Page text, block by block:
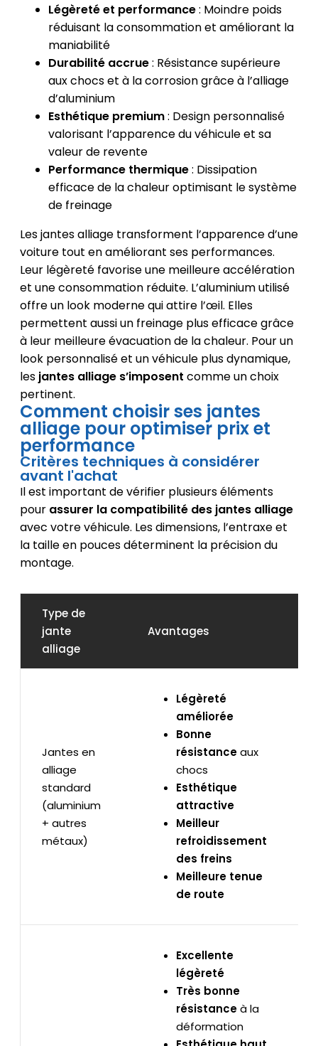
Légèreté et performance: Moindre poids
réduisant la consommation et améliorant la
maniabilité
Durabilité accrue: Résistance supérieure
aux chocs et à la corrosion grâce à l’alliage
d’aluminium
Esthétique premium: Design personnalisé
valorisant l’apparence du véhicule et sa
valeur de revente
Performance thermique: Dissipation
efficace de la chaleur optimisant le système
de freinage
Les jantes alliage transforment l’apparence d’une
voiture tout en améliorant ses performances.
Leur légèreté favorise une meilleure accélération
et une consommation réduite. L’aluminium utilisé
offre un look moderne qui attire l’œil. Elles
permettent aussi un freinage plus efficace grâce
à leur meilleure évacuation de la chaleur. Pour un
look personnalisé et un véhicule plus dynamique,
les jantes alliage s’imposent comme un choix
pertinent.
Comment choisir ses jantes
alliage pour optimiser prix et
performance
Critères techniques à considérer
avant l'achat
Il est important de vérifier plusieurs éléments
pour assurer la compatibilité des jantes alliage
avec votre véhicule. Les dimensions, l’entraxe et
la taille en pouces déterminent la précision du
montage.
Type de
jante
alliage
Avantages
Jantes en
alliage
standard
(aluminium
+ autres
métaux)
Légèreté
améliorée
Bonne
résistanceaux
chocs
Esthétique
attractive
Meilleur
refroidissement
des freins
Meilleure tenue
de route
Excellente
légèreté
Très bonne
résistanceà la
déformation